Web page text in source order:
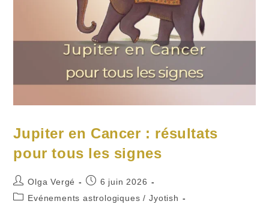
Jupiter en Cancer : résultats
pour tous les signes
Auteur/autrice
de
Olga Vergé
Publication
publiée :
6 juin 2026
PostEvénements astrologiques / Jyotish